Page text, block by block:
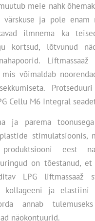
meie nahk
värskuse ja pole
ilmnema ka
kortsud, lõtvunud
mis võimaldab
Cellu M6 Integral
ja parema
stimulatsioonis,
eest
on tõestanud,
LPG liftmassaaž
kollageeni ja elastiini
annab
näokontuurid.